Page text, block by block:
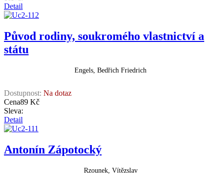
Detail
Původ rodiny, soukromého vlastnictví a
státu
Engels, Bedřich Friedrich
Dostupnost: Na dotaz
Cena89 Kč
Sleva:
Detail
Antonín Zápotocký
Rzounek, Vítězslav